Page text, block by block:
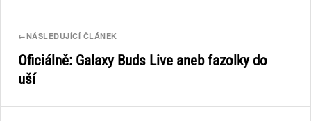
←NÁSLEDUJÍCÍ ČLÁNEK
Oficiálně: Galaxy Buds Live aneb fazolky do
uší